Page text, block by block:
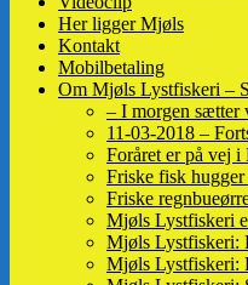
Her ligger Mjøls
Kontakt
Mobilbetaling
Om Mjøls Lystfiskeri –
– I morgen sætter
11-03-2018 –
Foråret er på vej
Friske fisk hugger
Friske
Mjøls Lystfiskeri
Mjøls Lystfiskeri:
Mjøls Lystfiskeri: